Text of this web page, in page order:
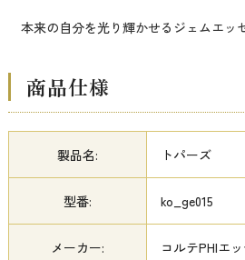
本来の自分を光り輝かせるジェムエッ
商品仕様
製品名: トパーズ
型番: ko_ge015
メーカー: コルテPHIエ